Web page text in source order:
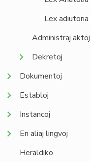
Lex adiutoria
Administraj aktoj
Dekretoj
Dokumentoj
Establoj
Instancoj
En aliaj lingvoj
Heraldiko